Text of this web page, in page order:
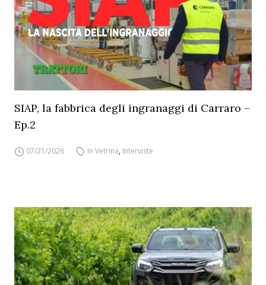
SIAP, la fabbrica degli ingranaggi di Carraro –
Ep.2
07/21/2026 In Vetrina, Interviste